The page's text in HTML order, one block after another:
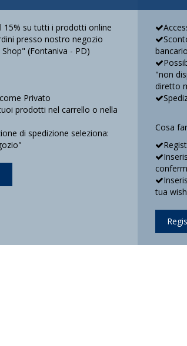
15% su tutti i prodotti online
presso nostro negozio
(Fontaniva - PD)
Privato
prodotti nel carrello o nella
di spedizione seleziona:
"non
diretto
Cosa
tua